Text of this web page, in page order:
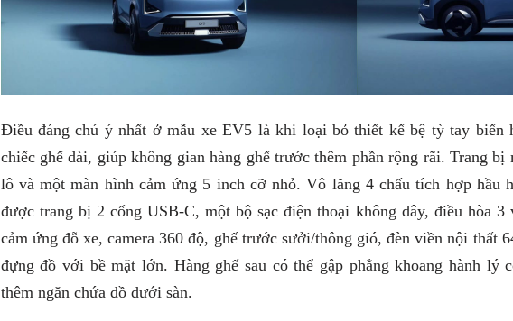
Điều đáng chú ý nhất ở mẫu xe EV5 là khi loại bỏ thiết kế bệ tỳ tay biến
chiếc ghế dài, giúp không gian hàng ghế trước thêm phần rộng rãi. Trang
lô và một màn hình cảm ứng 5 inch cỡ nhỏ. Vô lăng 4 chấu tích hợp hầu
được trang bị 2 cổng USB-C, một bộ sạc điện thoại không dây, điều hòa
cảm ứng đỗ xe, camera 360 độ, ghế trước sưởi/thông gió, đèn viền nội thất
đựng đồ với bề mặt lớn. Hàng ghế sau có thể gập phẳng khoang hành lý
thêm ngăn chứa đồ dưới sàn.